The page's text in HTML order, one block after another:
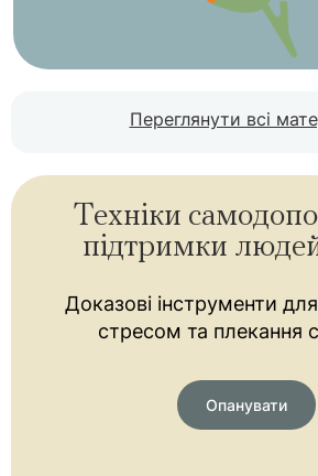
Переглянути всі
Техніки
підтримки
Доказові інструменти
стресом та плекання
Опанувати